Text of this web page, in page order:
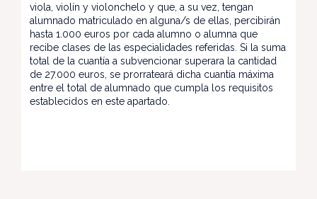
viola, violín y violonchelo y que, a su vez, tengan
alumnado matriculado en alguna/s de ellas, percibirán
hasta 1.000 euros por cada alumno o alumna que
recibe clases de las especialidades referidas. Si la suma
total de la cuantía a subvencionar superara la cantidad
de 27.000 euros, se prorrateará dicha cuantía máxima
entre el total de alumnado que cumpla los requisitos
establecidos en este apartado.